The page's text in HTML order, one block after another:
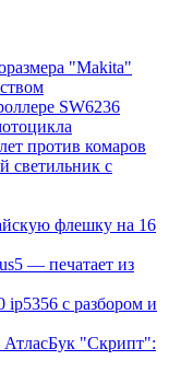
"Makita"
SW6236
против комаров
светильник с
флешку на 16
— печатает из
ip5356 c разбором и
АтласБук "Скрипт":